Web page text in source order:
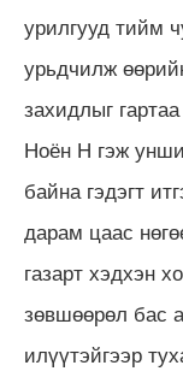
урилгууд тийм
урьдчилж
захидлыг
Ноён Н гэж
байна гэдэгт
дарам цаас
газарт хэдхэн
зөвшөөрөл бас
илүүтэйгээр